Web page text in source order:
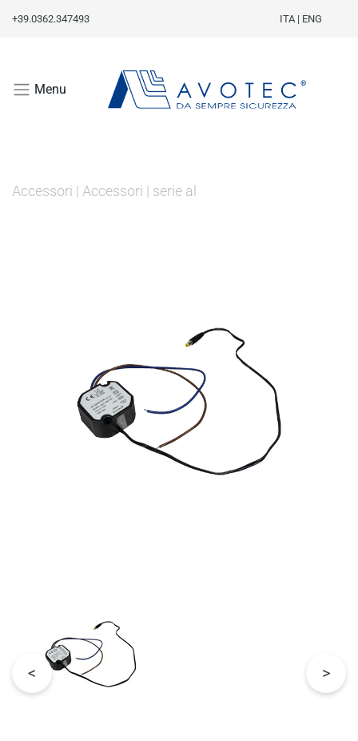
+39.0362.347493 ITA| ENG
Menu
Accessori | Accessori | serie al